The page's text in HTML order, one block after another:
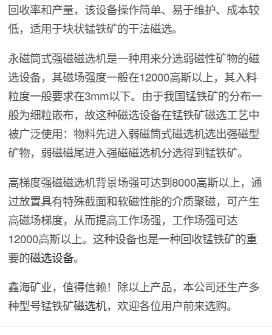
回收率和产量，该设备操作简单、易于维护、成本较
低，适用于块状锰铁矿的干法磁选。
永磁筒式强磁磁选机是一种用来分选弱磁性矿物的磁
选设备，其磁场强度一般在12000高斯以上，其入料
粒度一般要求在3mm以下。由于我国锰铁矿的分布一
般为细粒嵌布，故这种磁选设备在锰铁矿磁选工艺中
被广泛使用：物料先进入弱磁筒式磁选机选出强磁型
矿物，弱磁磁尾进入强磁磁选机分选得到锰铁矿。
高梯度强磁磁选机背景场强可达到8000高斯以上，通
过放置具有特殊截面和软磁性能的介质聚磁，可产生
高磁场梯度，从而提高工作场强，工作场强可达
12000高斯以上。这种设备也是一种回收锰铁矿的重
要的磁选设备。
鑫海矿业，值得信赖！除以上产品，本公司还生产多
种型号锰铁矿磁选机，欢迎各位用户前来选购。